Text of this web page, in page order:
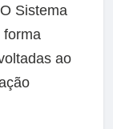
Sistema
forma
ao